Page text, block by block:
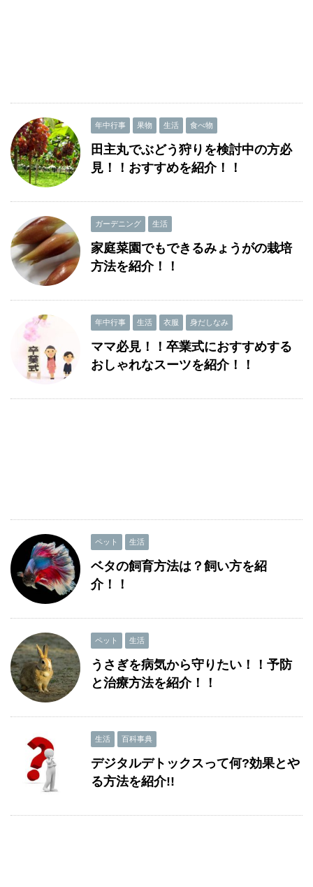
年中行事 果物 生活 食べ物
田主丸でぶどう狩りを検討中の方必
見！！おすすめを紹介！！
ガーデニング 生活
家庭菜園でもできるみょうがの栽培
方法を紹介！！
年中行事 生活 衣服 身だしなみ
ママ必見！！卒業式におすすめする
おしゃれなスーツを紹介！！
ペット 生活
ベタの飼育方法は？飼い方を紹
介！！
ペット 生活
うさぎを病気から守りたい！！予防
と治療方法を紹介！！
生活 百科事典
デジタルデトックスって何?効果とや
る方法を紹介!!